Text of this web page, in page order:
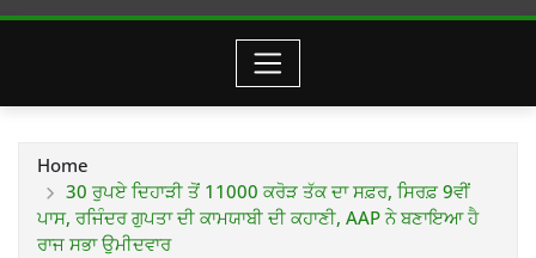
Home
30 ਰੁਪਏ ਦਿਹਾੜੀ ਤੋਂ 11000 ਕਰੋੜ ਤੱਕ ਦਾ ਸਫ਼ਰ, ਸਿਰਫ਼ 9ਵੀਂ
ਪਾਸ, ਰਜਿੰਦਰ ਗੁਪਤਾ ਦੀ ਕਾਮਯਾਬੀ ਦੀ ਕਹਾਣੀ, AAP ਨੇ ਬਣਾਇਆ ਹੈ
ਰਾਜ ਸਭਾ ਉਮੀਦਵਾਰ